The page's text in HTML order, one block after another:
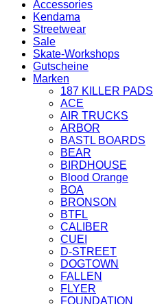
Accessories
Kendama
Streetwear
Sale
Skate-Workshops
Gutscheine
Marken
187 KILLER PADS
ACE
AIR TRUCKS
ARBOR
BASTL BOARDS
BEAR
BIRDHOUSE
Blood Orange
BOA
BRONSON
BTFL
CALIBER
CUEI
D-STREET
DOGTOWN
FALLEN
FLYER
FOUNDATION